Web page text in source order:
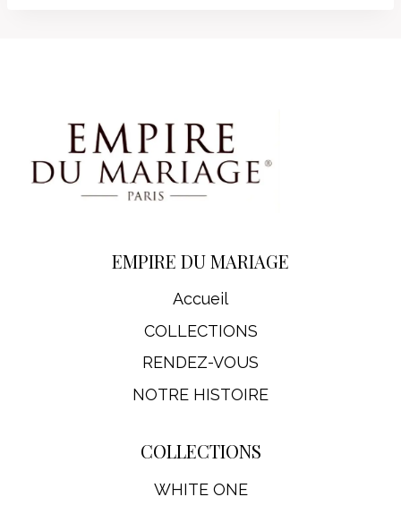
EMPIRE DU MARIAGE
Accueil
COLLECTIONS
RENDEZ-VOUS
NOTRE HISTOIRE
COLLECTIONS
WHITE ONE